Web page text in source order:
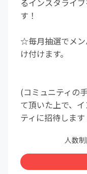
るインスタライ
す！
☆毎月抽選でメン
け付けます。
(コミュニティの
て頂いた上で、
ティに招待します
人数